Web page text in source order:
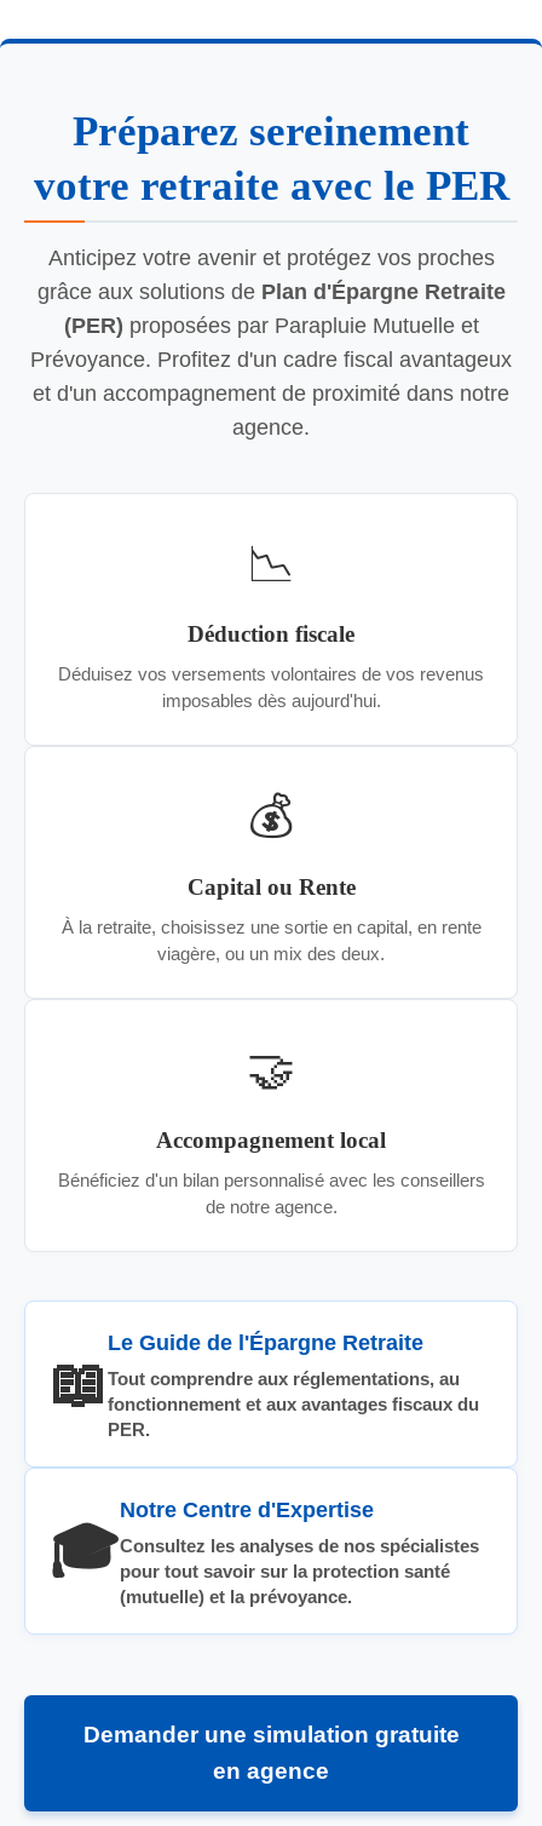
Préparez sereinement
votre retraite avec le PER
Anticipez votre avenir et protégez vos proches
grâce aux solutions de Plan d'Épargne Retraite
(PER) proposées par Parapluie Mutuelle et
Prévoyance. Profitez d'un cadre fiscal avantageux
et d'un accompagnement de proximité dans notre
agence.
📉
Déduction fiscale
Déduisez vos versements volontaires de vos revenus
imposables dès aujourd'hui.
💰
Capital ou Rente
À la retraite, choisissez une sortie en capital, en rente
viagère, ou un mix des deux.
🤝
Accompagnement local
Bénéficiez d'un bilan personnalisé avec les conseillers
de notre agence.
📖
Le Guide de l'Épargne Retraite
Tout comprendre aux réglementations, au
fonctionnement et aux avantages fiscaux du
PER.
🎓
Notre Centre d'Expertise
Consultez les analyses de nos spécialistes
pour tout savoir sur la protection santé
(mutuelle) et la prévoyance.
Demander une simulation gratuite
en agence